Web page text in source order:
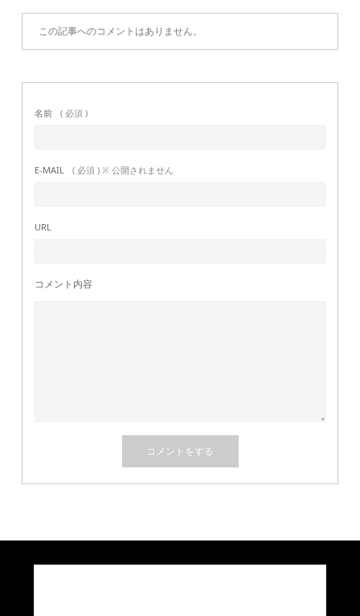
この記事へのコメントはありません。
名前 ( 必須 )
E-MAIL ( 必須 ) ※ 公開されません
URL
コメント内容